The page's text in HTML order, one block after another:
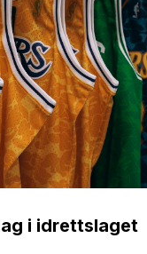
i idrettslaget